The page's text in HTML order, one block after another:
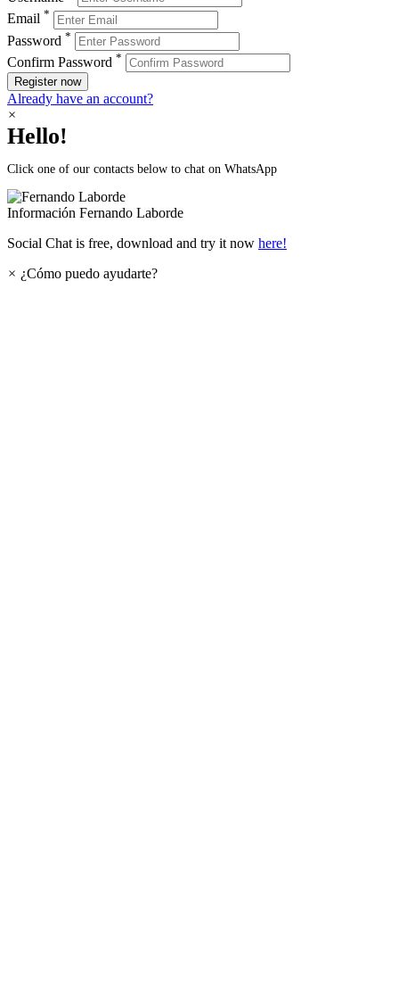
Email *
Password *
Confirm Password *
Register now
Already have an account?
×
Hello!
Click one of our contacts below to chat on WhatsApp
Información Fernando Laborde
Social Chat is free, download and try it now here!
× ¿Cómo puedo ayudarte?